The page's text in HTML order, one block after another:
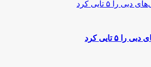
۵ تایی کرد